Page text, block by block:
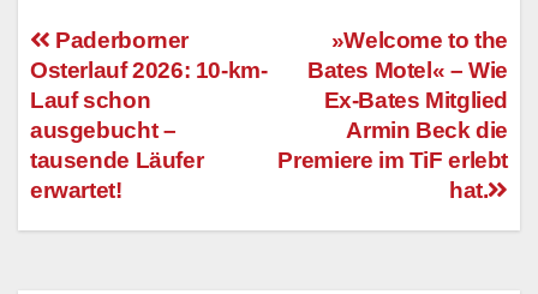
Beitragsnavigation
»Welcome to the
Bates Motel« – Wie
Ex-Bates Mitglied
Armin Beck die
Premiere im TiF erlebt
hat.
Paderborner
Osterlauf 2026: 10-km-
Lauf schon
ausgebucht –
tausende Läufer
erwartet!